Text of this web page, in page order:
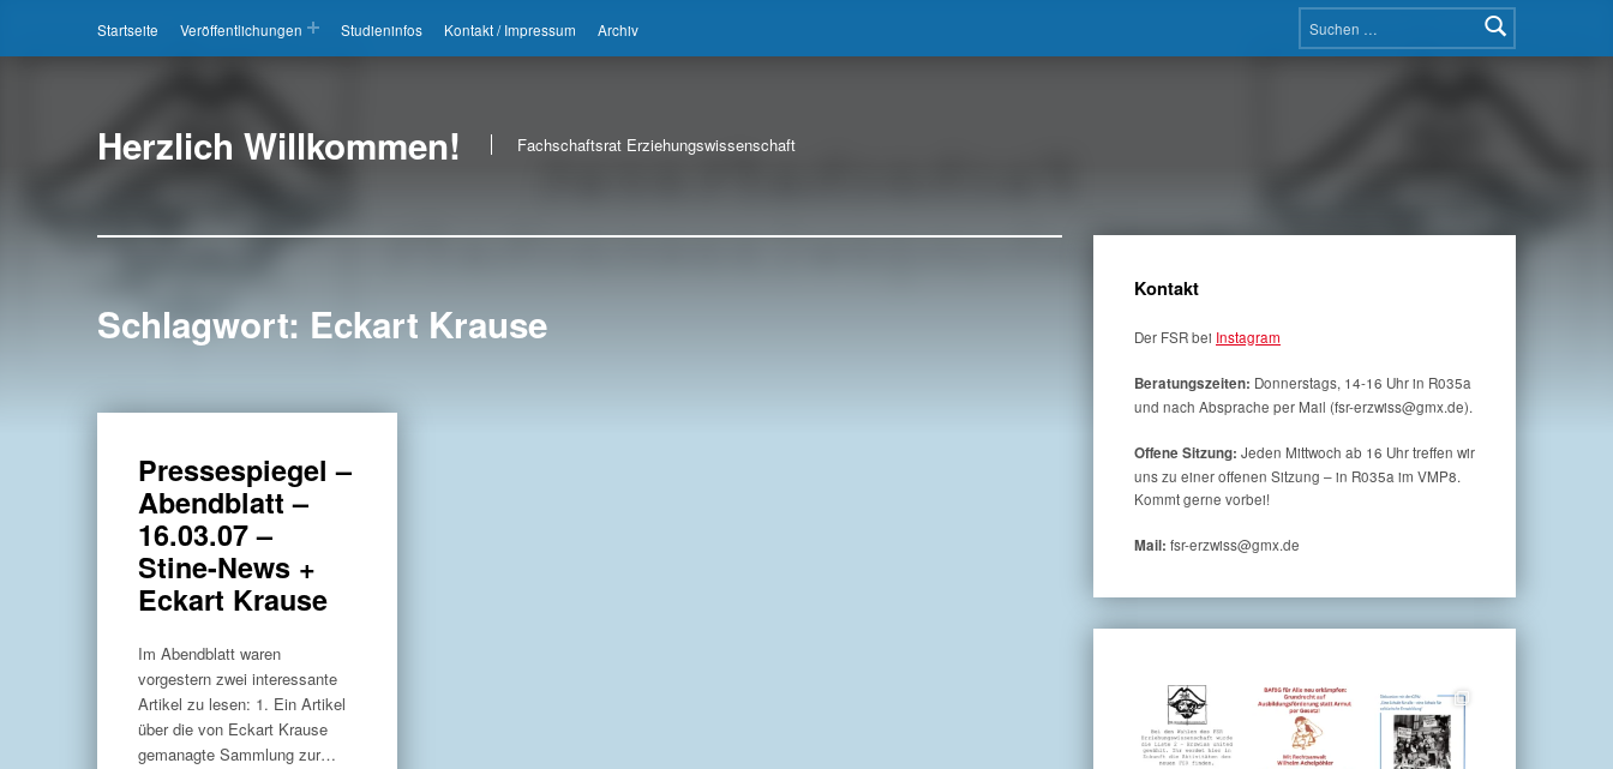
Suchen nach:
Startseite
Veröffentlichungen Studieninfos Kontakt / Impressum Archiv
Herzlich Willkommen! Fachschaftsrat Erziehungswissenschaft
Schlagwort: Eckart Krause
Pressespiegel –
Abendblatt –
16.03.07 –
Stine-News +
Eckart Krause
Im Abendblatt waren
vorgestern zwei interessante
Artikel zu lesen: 1. Ein Artikel
über die von Eckart Krause
gemanagte Sammlung zur…
Kontakt
Der FSR bei Instagram
Beratungszeiten: Donnerstags, 14-16 Uhr in R035a
und nach Absprache per Mail (fsr-erzwiss@gmx.de).
Offene Sitzung: Jeden Mittwoch ab 16 Uhr treffen wir
uns zu einer offenen Sitzung – in R035a im VMP8.
Kommt gerne vorbei!
Mail: fsr-erzwiss@gmx.de